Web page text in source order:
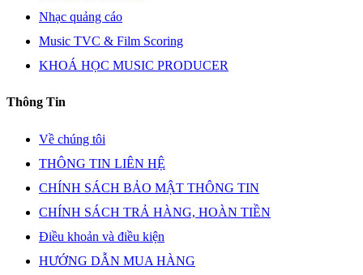
Nhạc quảng cáo
Music TVC & Film Scoring
KHOÁ HỌC MUSIC PRODUCER
Thông Tin
Về chúng tôi
THÔNG TIN LIÊN HỆ
CHÍNH SÁCH BẢO MẬT THÔNG TIN
CHÍNH SÁCH TRẢ HÀNG, HOÀN TIỀN
Điều khoản và điều kiện
HƯỚNG DẪN MUA HÀNG